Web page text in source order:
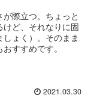
際立つ。ちょっと
ど、それなりに固
ょく）。そのまま
すすめです。
2021.03.30